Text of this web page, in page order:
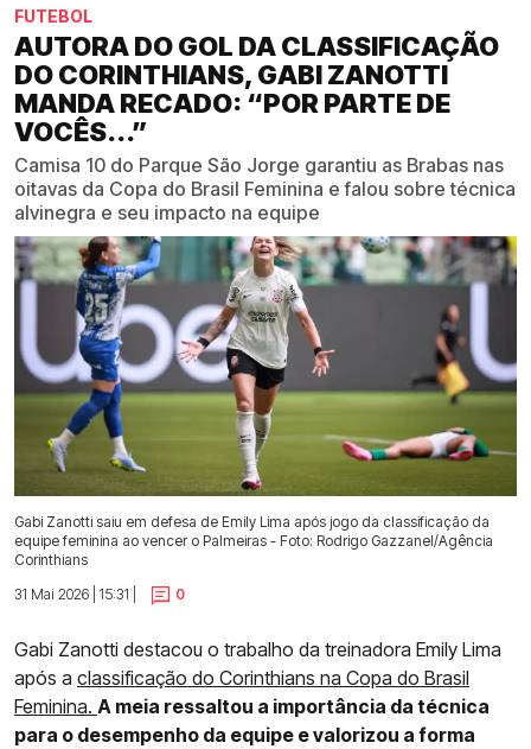
FUTEBOL
AUTORA DO GOL DA CLASSIFICAÇÃO
DO CORINTHIANS, GABI ZANOTTI
MANDA RECADO: “POR PARTE DE
VOCÊS...”
Camisa 10 do Parque São Jorge garantiu as Brabas nas
oitavas da Copa do Brasil Feminina e falou sobre técnica
alvinegra e seu impacto na equipe
Gabi Zanotti saiu em defesa de Emily Lima após jogo da classificação da
equipe feminina ao vencer o Palmeiras - Foto: Rodrigo Gazzanel/Agência
Corinthians
31 Mai 2026 | 15:31 |
0
Gabi Zanotti destacou o trabalho da treinadora Emily Lima
após a classificação do Corinthians na Copa do Brasil
Feminina. A meia ressaltou a importância da técnica
para o desempenho da equipe e valorizou a forma